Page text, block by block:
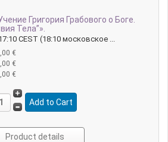
Григория Грабового о Боге.
Тела”».
CEST (18:10 московское ...
€
€
€
Product details